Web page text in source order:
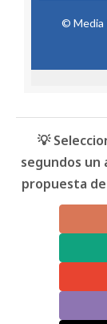
© Media
💡
segundos un
propuesta